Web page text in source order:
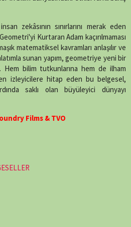
zekâsının sınırlarını merak eden
Kurtaran Adam kaçırılmaması
matematiksel kavramları anlaşılır ve
sunan yapım, geometriye yeni bir
Hem bilim tutkunlarına hem de ilham
izleyicilere hitap eden bu belgesel,
saklı olan büyüleyici dünyayı
Films & TVO